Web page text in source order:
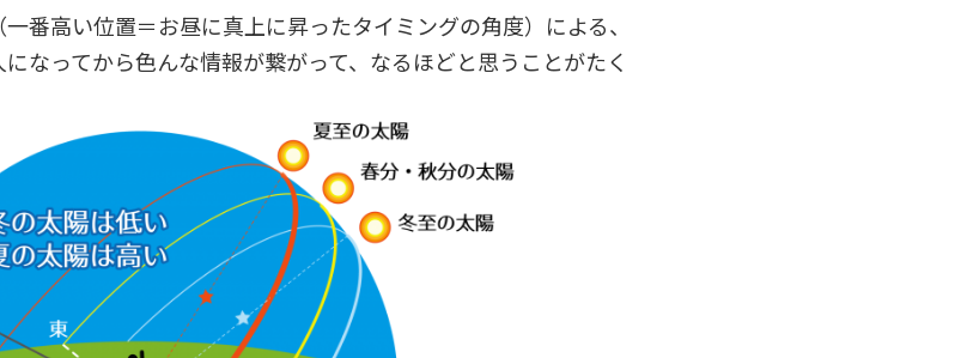
番高い位置＝お昼に真上に昇ったタイミングの角度）による、
なってから色んな情報が繋がって、なるほどと思うことがたく